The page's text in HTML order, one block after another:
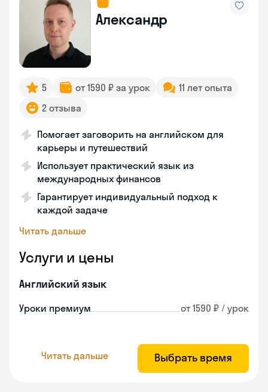
Александр
5 от 1590 ₽ за урок
11 лет опыта
2 отзыва
Помогает заговорить на английском для
карьеры и путешествий
Использует практический язык из
международных финансов
Гарантирует индивидуальный подход к
каждой задаче
Читать дальше
Услуги и цены
Английский язык
Уроки премиум от 1590 ₽ / урок
Читать дальше Выбрать время